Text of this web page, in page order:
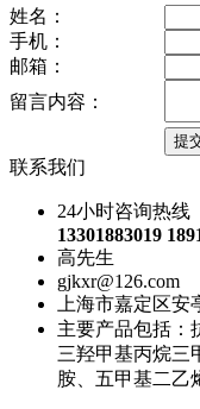
姓名：
手机：
邮箱：
留言内容：
联系我们
24小时咨询热线
13301883019
高先生
gjkxr@126.com
上海市嘉定区
主要产品包括：
三羟甲基丙烷三
胺、五甲基二乙